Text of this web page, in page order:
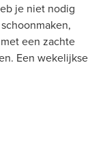
je niet nodig
een zachte
Een wekelijkse